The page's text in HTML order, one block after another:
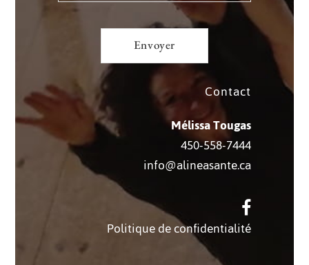
Contact
Mélissa Tougas
450-558-7444
info@alineasante.ca
Politique de confidentialité